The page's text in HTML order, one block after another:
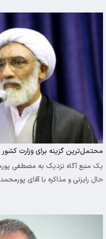
محتمل‌ترین گزینه برای وزارت
یک منبع آگاه نزدیک به مصطفی
حال رایزنی و مذاکره با آقای